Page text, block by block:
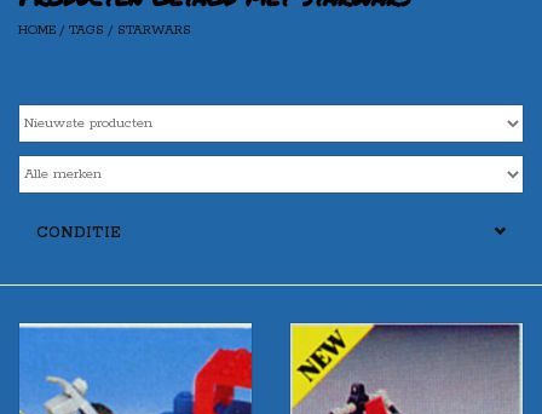
Merken
HOME / TAGS / STARWARS
CONDITIE